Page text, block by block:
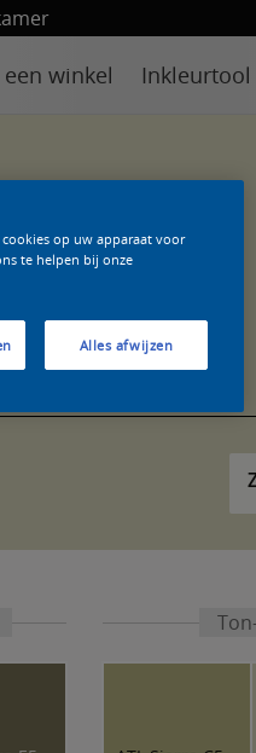
winkel Inkleurtool
op uw apparaat voor
te helpen bij onze
Alles afwijzen